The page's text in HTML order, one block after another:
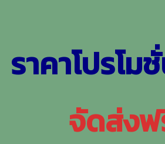
ราคาโปรโม
จัดส่งฟ